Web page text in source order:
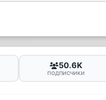
50.6K
ПОДПИСЧИКИ